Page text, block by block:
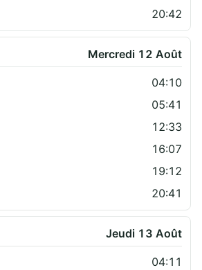
20:42
Mercredi 12 Août
04:10
05:41
12:33
16:07
19:12
20:41
Jeudi 13 Août
04:11